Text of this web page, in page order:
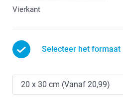
Vierkant
Selecteer het formaat